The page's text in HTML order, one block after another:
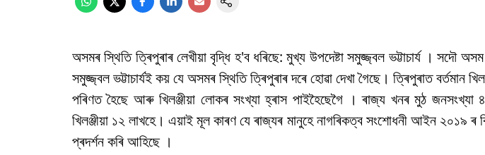
অসমৰ স্থিতি ত্ৰিপুৰাৰ লেখীয়া বৃদ্ধি হ'ব ধৰিছে: মুখ্য উপদেষ্টা সমুজ্জ্বল ভট্টাচাৰ্য । সদৌ
সমুজ্জ্বল ভট্টাচাৰ্যই কয় যে অসমৰ স্থিতি ত্ৰিপুৰাৰ দৰে হোৱা দেখা গৈছে। ত্ৰিপুৰাত বৰ্তমান
পৰিণত হৈছে আৰু খিলঞ্জীয়া লোকৰ সংখ্যা হ্ৰাস পাইহৈছেগৈ । ৰাজ্য খনৰ মুঠ জনসংখ্যা
খিলঞ্জীয়া ১২ লাখহে। এয়াই মূল কাৰণ যে ৰাজ্যৰ মানুহে নাগৰিকত্ব সংশোধনী আইন ২০১৯ ৰ
প্ৰদৰ্শন কৰি আহিছে ।